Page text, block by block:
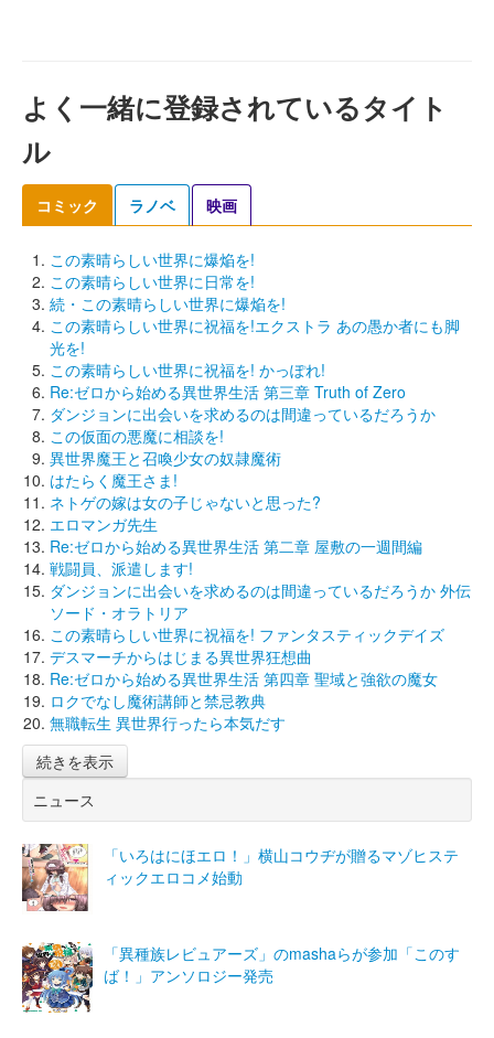
よく一緒に登録されているタイト
ル
コミック ラノベ 映画
この素晴らしい世界に爆焔を!
この素晴らしい世界に日常を!
続・この素晴らしい世界に爆焔を!
この素晴らしい世界に祝福を!エクストラ あの愚か者にも脚
光を!
この素晴らしい世界に祝福を! かっぽれ!
Re:ゼロから始める異世界生活 第三章 Truth of Zero
ダンジョンに出会いを求めるのは間違っているだろうか
この仮面の悪魔に相談を!
異世界魔王と召喚少女の奴隷魔術
はたらく魔王さま!
ネトゲの嫁は女の子じゃないと思った?
エロマンガ先生
Re:ゼロから始める異世界生活 第二章 屋敷の一週間編
戦闘員、派遣します!
ダンジョンに出会いを求めるのは間違っているだろうか 外伝
ソード・オラトリア
この素晴らしい世界に祝福を! ファンタスティックデイズ
デスマーチからはじまる異世界狂想曲
Re:ゼロから始める異世界生活 第四章 聖域と強欲の魔女
ロクでなし魔術講師と禁忌教典
無職転生 異世界行ったら本気だす
続きを表示
ニュース
「いろはにほエロ！」横山コウヂが贈るマゾヒステ
ィックエロコメ始動
「異種族レビュアーズ」のmashaらが参加「このす
ば！」アンソロジー発売